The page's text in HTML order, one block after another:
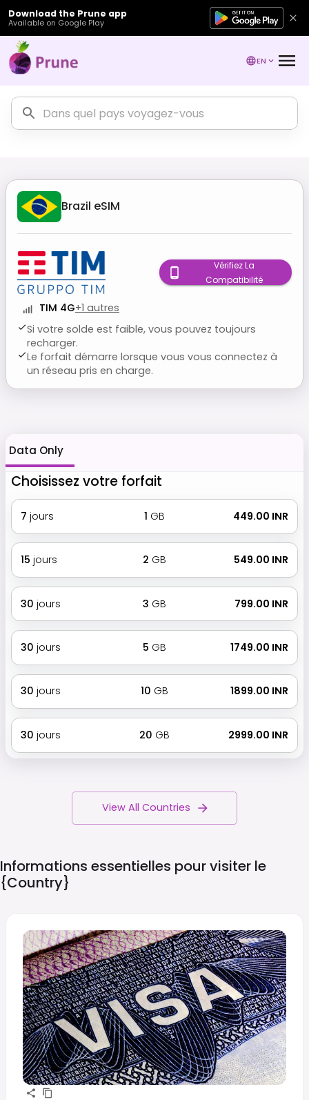
Download the Prune app
Available on Google Play
EN
Brazil eSIM
TIM 4G+1 autres
Si votre solde est faible, vous pouvez toujours
recharger.
Le forfait démarre lorsque vous vous connectez à
un réseau pris en charge.
Vérifiez La
Compatibilité
Data Only
Choisissez votre forfait
7 jours 1 GB ₹ 449.00 INR
15 jours 2 GB ₹ 549.00 INR
30 jours 3 GB ₹ 799.00 INR
30 jours 5 GB ₹ 1749.00 INR
30 jours 10 GB ₹ 1899.00 INR
30 jours 20 GB ₹ 2999.00 INR
View All Countries
Informations essentielles pour visiter le
{country}